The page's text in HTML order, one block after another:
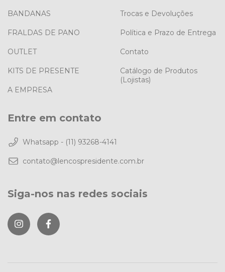
BANDANAS
FRALDAS DE PANO
OUTLET
KITS DE PRESENTE
A EMPRESA
Trocas e Devoluções
Política e Prazo de Entrega
Contato
Catálogo de Produtos
(Lojistas)
Entre em contato
Whatsapp - (11) 93268-4141
contato@lencospresidente.com.br
Siga-nos nas redes sociais